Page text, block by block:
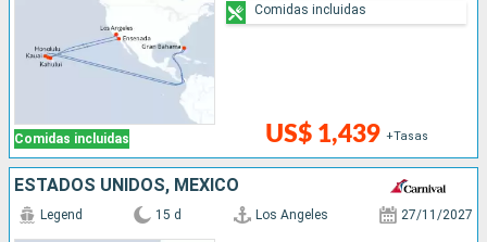
Comidas incluidas US$ 1,439 +Tasas
Comidas incluidas
ESTADOS UNIDOS, MÉXICO
Legend 15 d Los Angeles 27/11/2027